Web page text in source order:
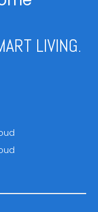
LIVING.